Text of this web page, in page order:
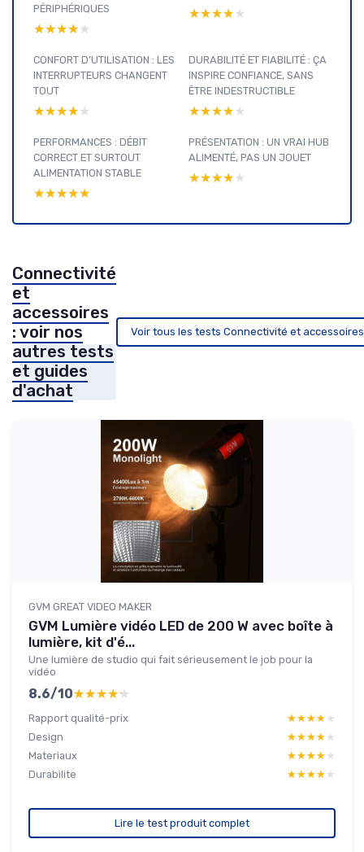
PÉRIPHÉRIQUES
★★★★★
★★★★★
★★★★★
★★★★★
CONFORT D’UTILISATION : LES
INTERRUPTEURS CHANGENT
TOUT
★★★★★
★★★★★
DURABILITÉ ET FIABILITÉ : ÇA
INSPIRE CONFIANCE, SANS
ÊTRE INDESTRUCTIBLE
★★★★★
★★★★★
PERFORMANCES : DÉBIT
CORRECT ET SURTOUT
ALIMENTATION STABLE
★★★★★
★★★★★
PRÉSENTATION : UN VRAI HUB
ALIMENTÉ, PAS UN JOUET
★★★★★
★★★★★
Connectivité
et
accessoires
: voir nos
autres tests
et guides
d'achat
Voir tous les tests Connectivité et
GVM GREAT VIDEO MAKER
GVM Lumière vidéo LED de 200 W avec boîte à
lumière, kit d'é...
Une lumière de studio qui fait sérieusement le job pour la
vidéo
8.6/10★★★★★
★★★★★
Rapport qualité-prix ★★★★★
★★★★★
Design
★★★★★
★★★★★
Materiaux
★★★★★
★★★★★
Durabilite
★★★★★
★★★★★
Lire le test produit complet